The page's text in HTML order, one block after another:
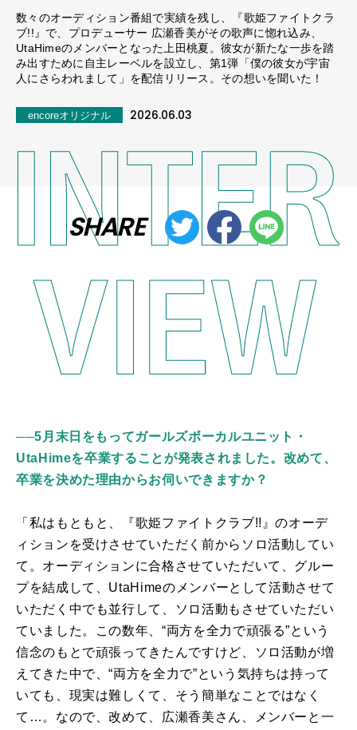
数々のオーディション番組で実績を残し、『歌姫ファイトクラ
ブ!!』で、プロデューサー 広瀬香美がその歌声に惚れ込み、
UtaHimeのメンバーとなった上田桃夏。彼女が新たな一歩を踏
み出すために自主レーベルを設立し、第1弾「僕の彼女が宇宙
人にさらわれまして」を配信リリース。その想いを聞いた！
encoreオリジナル 2026.06.03
SHARE
──5月末日をもってガールズボーカルユニット・
UtaHimeを卒業することが発表されました。改めて、
卒業を決めた理由からお伺いできますか？
「私はもともと、『歌姫ファイトクラブ!! 』のオーデ
ィションを受けさせていただく前からソロ活動してい
て。オーディションに合格させていただいて、グルー
プを結成して、 UtaHimeのメンバーとして活動させて
いただく中でも並行して、ソロ活動もさせていただい
ていました。この数年、“両方を全力で頑張る”という
信念のもとで頑張ってきたんですけど、ソロ活動が増
えてきた中で、“両方を全力で”という気持ちは持って
いても、現実は難しくて、そう簡単なことではなく
て…。なので、改めて、広瀬香美さん、メンバーと一